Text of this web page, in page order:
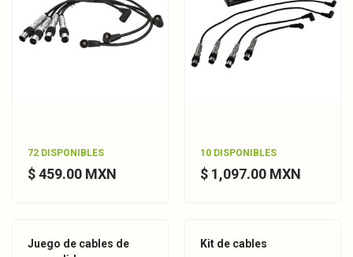
72 DISPONIBLES
$ 459.00 MXN
10 DISPONIBLES
$ 1,097.00 MXN
Juego de cables de
Kit de cables